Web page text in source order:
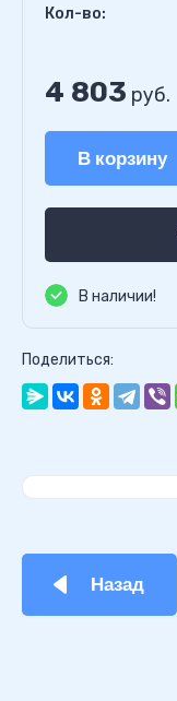
Кол-во:
4 803 руб.
В корзину
В наличии!
Поделиться:
Назад